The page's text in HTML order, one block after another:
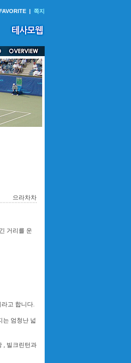
| 쪽지
으라차차
거리를 운
고 합니다.
는 엄청난 넓
, 빌크린턴과